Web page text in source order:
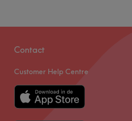
Contact
Customer Help Centre